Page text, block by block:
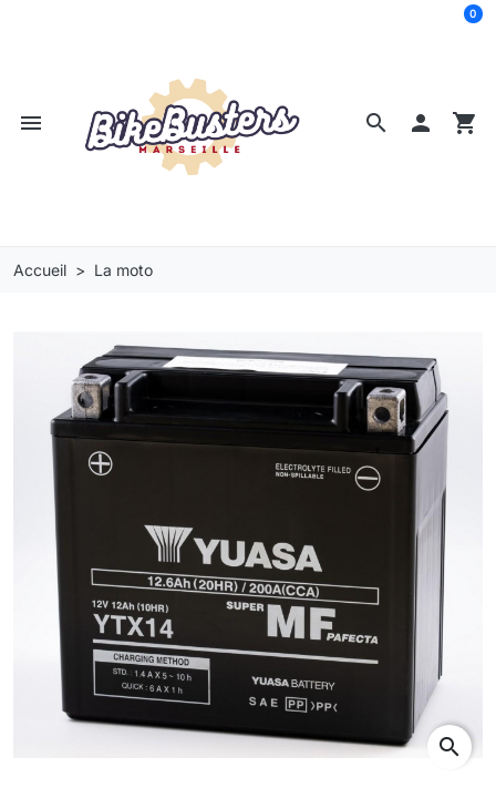
search
menu  shopping_cart
0
Accueil La moto
search